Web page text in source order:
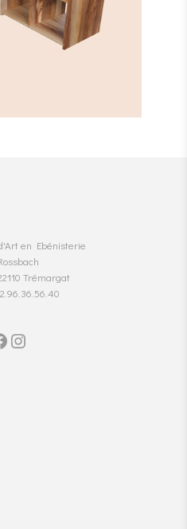
en Ebénisterie
Trémargat
Instagram